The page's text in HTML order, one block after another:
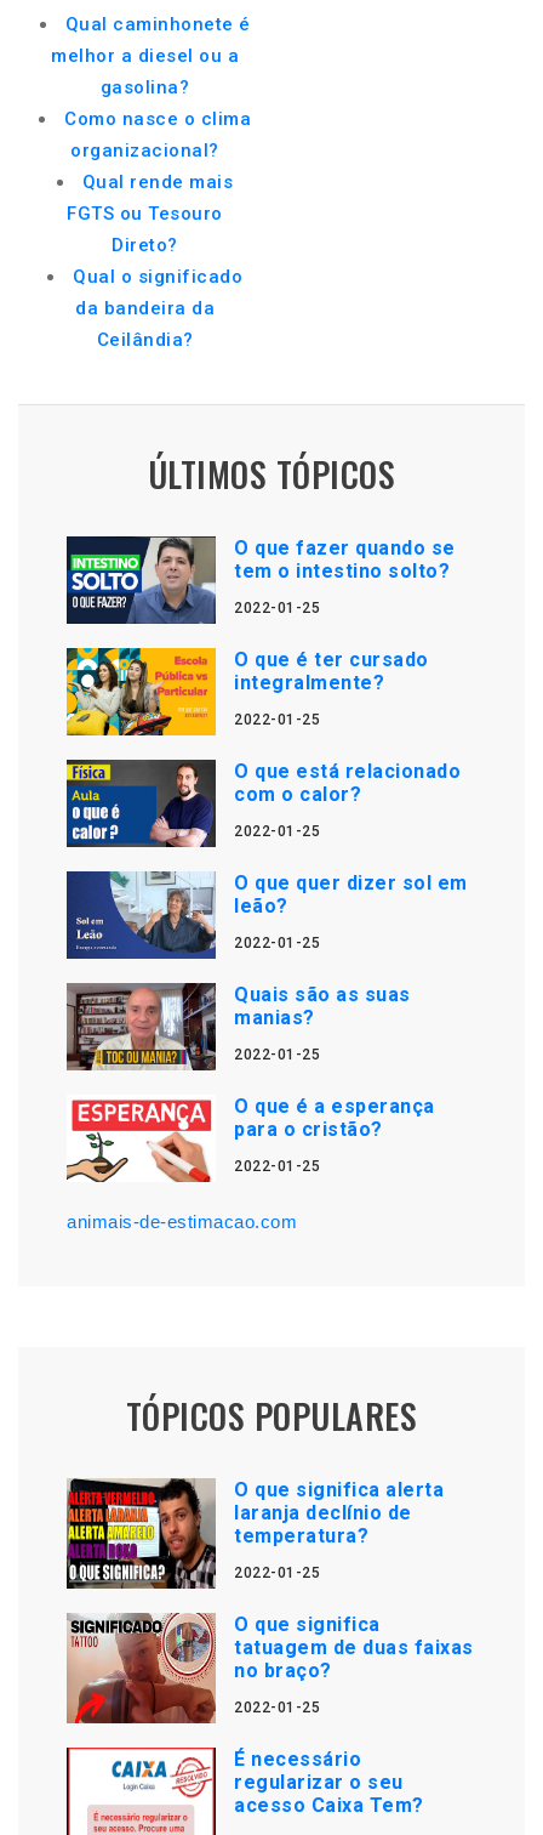
Qual caminhonete é
melhor a diesel ou a
gasolina?
Como nasce o clima
organizacional?
Qual rende mais
FGTS ou Tesouro
Direto?
Qual o significado
da bandeira da
Ceilândia?
ÚLTIMOS TÓPICOS
O que fazer quando se
tem o intestino solto?
2022-01-25
O que é ter cursado
integralmente?
2022-01-25
O que está relacionado
com o calor?
2022-01-25
O que quer dizer sol em
leão?
2022-01-25
Quais são as suas
manias?
2022-01-25
O que é a esperança
para o cristão?
2022-01-25
animais-de-estimacao.com
TÓPICOS POPULARES
O que significa alerta
laranja declínio de
temperatura?
2022-01-25
O que significa
tatuagem de duas faixas
no braço?
2022-01-25
É necessário
regularizar o seu
acesso Caixa Tem?